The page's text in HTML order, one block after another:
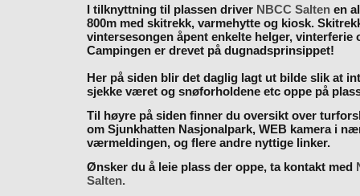
I tilknyttning til plassen driver NBCC Saltenen
800m med skitrekk, varmehytte og kiosk.
vintersesongen åpent enkelte helger, vinterferie
Campingen er drevet på dugnadsprinsippet!
Her på siden blir det daglig lagt ut bilde slik at
sjekke været og snøforholdene etc oppe på
Til høyre på siden finner du oversikt over
om Sjunkhatten Nasjonalpark, WEB kamera i
værmeldingen, og flere andre nyttige linker.
Ønsker du å leie plass der oppe, ta kontakt med
Salten.